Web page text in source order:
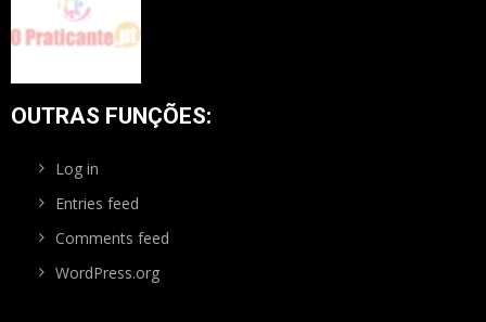
OUTRAS FUNÇÕES:
Log in
Entries feed
Comments feed
WordPress.org